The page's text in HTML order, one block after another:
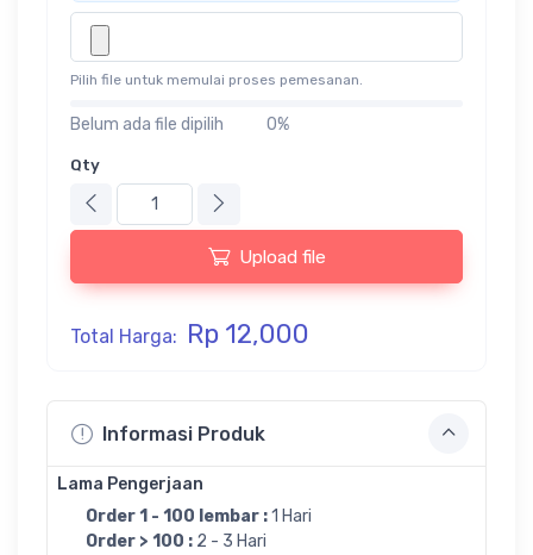
Informasi Produk
Lama Pengerjaan
Order 1 - 100 lembar :1 Hari
Order > 100 : 2 - 3 Hari
Pilih file untuk memulai proses pemesanan.
0%
Belum ada file dipilih
Qty
Upload file
Total Harga: Rp 12,000